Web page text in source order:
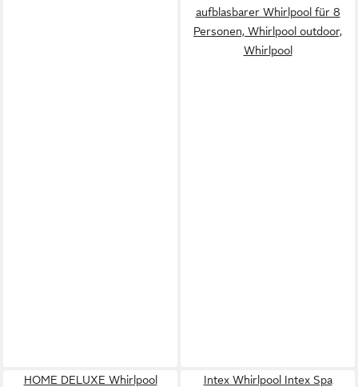
aufblasbarer Whirlpool für 8
Personen, Whirlpool outdoor,
Whirlpool
HOME DELUXE Whirlpool
Intex Whirlpool Intex Spa